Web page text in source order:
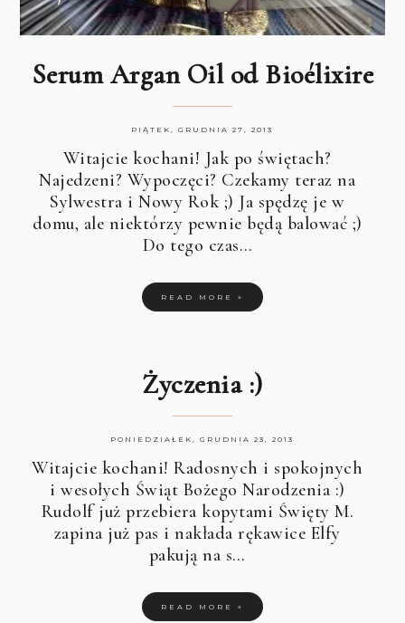
Serum Argan Oil od Bioélixire
PIĄTEK, GRUDNIA 27, 2013
Witajcie kochani! Jak po świętach?
Najedzeni? Wypoczęci? Czekamy teraz na
Sylwestra i Nowy Rok ;) Ja spędzę je w
domu, ale niektórzy pewnie będą balować ;)
Do tego czas…
READ MORE »
Życzenia :)
PONIEDZIAŁEK, GRUDNIA 23, 2013
Witajcie kochani! Radosnych i spokojnych
i wesołych Świąt Bożego Narodzenia :)
Rudolf już przebiera kopytami Święty M.
zapina już pas i nakłada rękawice Elfy
pakują na s…
READ MORE »